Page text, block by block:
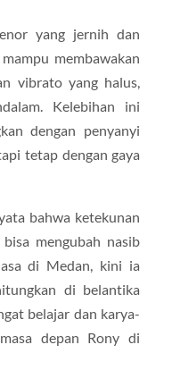
yang jernih dan
membawakan
vibrato yang halus,
Kelebihan ini
dengan penyanyi
tetap dengan gaya
bahwa ketekunan
mengubah nasib
di Medan, kini ia
di belantika
belajar dan karya-
depan Rony di